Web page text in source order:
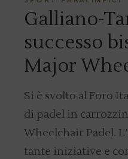
Galliano-
successo
Major
Si è svolto al Foro
di padel in
Wheelchair Padel.
tante iniziative e